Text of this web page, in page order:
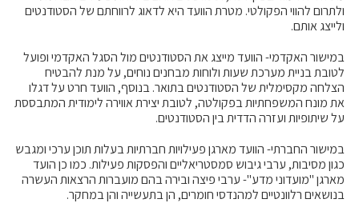
ולתרום להווי הפקולטי. מטרת הוועד היא לדאוג לרווחתם של הסטודנטים
ולייצג אותם.
במישור האקדמי- הוועד מייצג את הסטודנטים מול הסגל האקדמי ופועל
לטובת בניית מערכת שעות ולוחות מבחנים נוחים, על מנת להבטיח
הצלחה מקסימלית של הסטודנטים בתואר. בנוסף, הוועד חרט על דגלו
את מונח המשפחתיות בפקולטה, לטובת יצירת אווירה לימודית המתבססת
על שיתופיות ועזרה הדדית בין הסטודנטים.
במישור החברתי- הוועד מארגן פעילויות חברתיות בעלות תוכן ערכי ומגבש
כגון מסיבות, ערבי גיבוש סמסטריאליים והפסקות פעילות. כמו כן הועד
מארגן "מועדוני מדע"- ערבי פיצה ובירה בהם מועברות הרצאות העשרה
בנושאים רלוונטיים למהנדסי חומרים, הן בתעשייה והן במחקר.